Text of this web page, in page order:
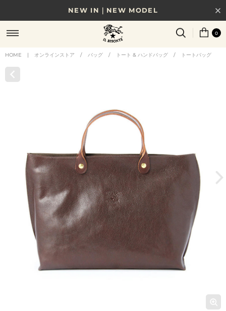
NEW IN｜NEW MODEL
8/17(月)10時まで｜税込11,000円以上で送料無料
贈る相手やシーンから選べる、新しいギフトガイド
0
HOME | オンラインストア / バッグ / トート & ハンドバッグ / トートバッグ